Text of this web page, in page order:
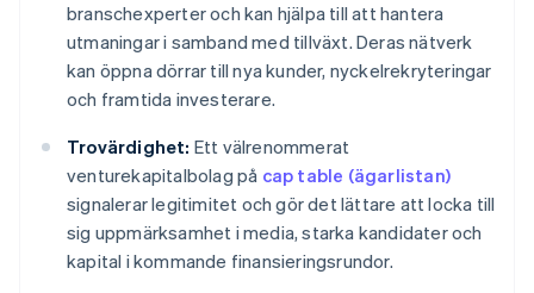
branschexperter och kan hjälpa till att hantera
utmaningar i samband med tillväxt. Deras nätverk
kan öppna dörrar till nya kunder, nyckelrekryteringar
och framtida investerare.
Trovärdighet: Ett välrenommerat
venturekapitalbolag på cap table (ägarlistan)
signalerar legitimitet och gör det lättare att locka till
sig uppmärksamhet i media, starka kandidater och
kapital i kommande finansieringsrundor.